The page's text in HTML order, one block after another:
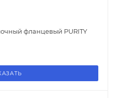
фланцевый PURITY